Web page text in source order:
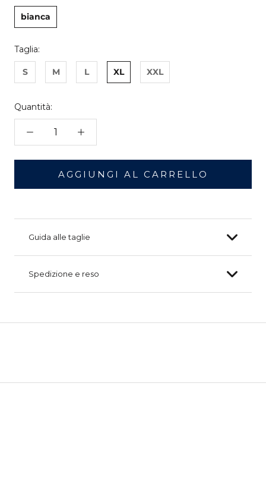
bianca
Taglia:
S M L XL XXL
Quantità:
AGGIUNGI AL CARRELLO
Guida alle taglie
Spedizione e reso